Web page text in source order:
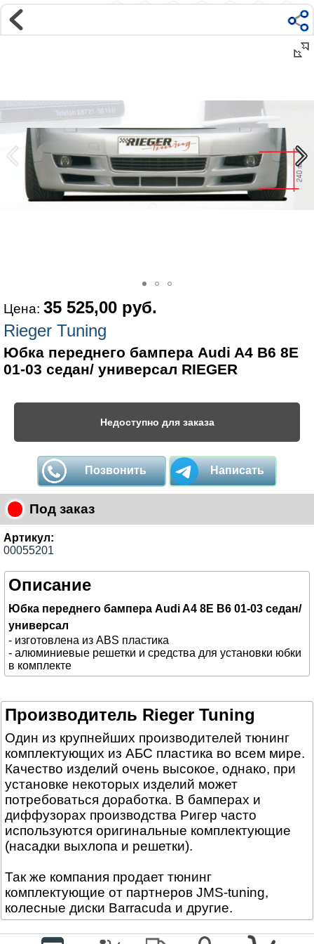
Магазин
Интернет-магазин �...
Цена: 35 525,00 руб.
Rieger Tuning
Юбка переднего бампера Audi A4 B6 8E
01-03 седан/ универсал RIEGER
Недоступно для заказа
Позвонить Написать
Под заказ
Артикул:
00055201
Описание
Юбка переднего бампера Audi A4 8E B6 01-03 седан/
универсал
- изготовлена из ABS пластика
- алюминиевые решетки и средства для установки юбки
в комплекте
Производитель Rieger Tuning
Один из крупнейших производителей тюнинг
комплектующих из АБС пластика во всем мире.
Качество изделий очень высокое, однако, при
установке некоторых изделий может
потребоваться доработка. В бамперах и
диффузорах производства Ригер часто
используются оригинальные комплектующие
(насадки выхлопа и решетки).
Так же компания продает тюнинг
комплектующие от партнеров JMS-tuning,
колесные диски Barracuda и другие.
Наши контакты:
г. Москва, м.ВДНХ
ул Ярославская д9 к2с5
Маршрут на Авто|Маршрут пешком
Телефон:
+7 985 364 2044
Мы в соц сетях: